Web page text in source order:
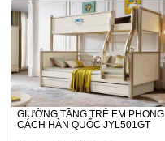
GIƯỜNG TẦNG TRẺ EM PHONG
CÁCH HÀN QUỐC JYL501GT